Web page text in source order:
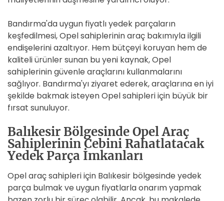
Bandırma'da uygun fiyatlı yedek parçaların
keşfedilmesi, Opel sahiplerinin araç bakımıyla ilgili
endişelerini azaltıyor. Hem bütçeyi koruyan hem de
kaliteli ürünler sunan bu yeni kaynak, Opel
sahiplerinin güvenle araçlarını kullanmalarını
sağlıyor. Bandırma'yı ziyaret ederek, araçlarına en iyi
şekilde bakmak isteyen Opel sahipleri için büyük bir
fırsat sunuluyor.
Balıkesir Bölgesinde Opel Araç
Sahiplerinin Cebini Rahatlatacak
Yedek Parça İmkanları
Opel araç sahipleri için Balıkesir bölgesinde yedek
parça bulmak ve uygun fiyatlarla onarım yapmak